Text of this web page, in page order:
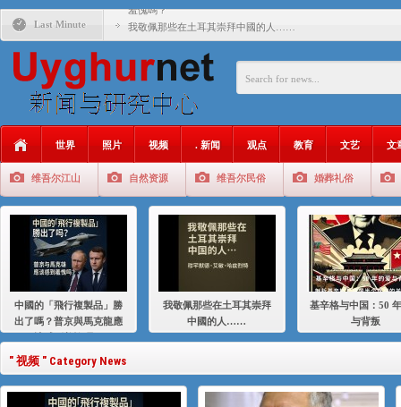
Last Minute
羞愧嗎？
我敬佩那些在土耳其崇拜中國的人……
基辛格与中国：50 年的爱与背叛
年的百年關係
大一统情结使魏京生失去理智 / 伊利夏提
伊利夏提：在自责与内疚中的挣扎
伊利夏提：消失在集中营的红衣女孩
伊利夏提：维吾尔种族灭绝
世界 照片 视频 . 新闻 观点 教育 文艺 文
维吾尔江山 自然资源 维吾尔民俗 婚葬礼俗
中國的「飛行複製品」勝
出了嗎？普京與馬克龍應
我敬佩那些在土耳其崇拜
中國的人……
基辛格与中国：50
与背叛
" 视频 " Category News